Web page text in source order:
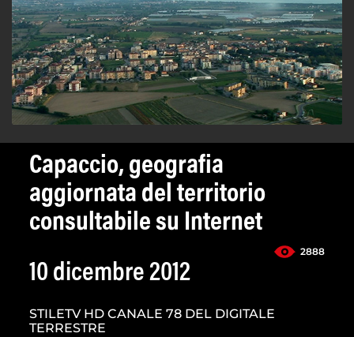
Capaccio, geografia
aggiornata del territorio
consultabile su Internet
2888
10 dicembre 2012
STILETV HD CANALE 78 DEL DIGITALE
TERRESTRE